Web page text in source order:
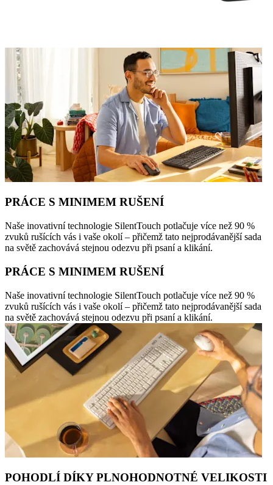
PRÁCE S MINIMEM RUŠENÍ
Naše inovativní technologie SilentTouch potlačuje více než 90 %
zvuků rušících vás i vaše okolí – přičemž tato nejprodávanější sada
na světě zachovává stejnou odezvu při psaní a klikání.
PRÁCE S MINIMEM RUŠENÍ
Naše inovativní technologie SilentTouch potlačuje více než 90 %
zvuků rušících vás i vaše okolí – přičemž tato nejprodávanější sada
na světě zachovává stejnou odezvu při psaní a klikání.
POHODLÍ DÍKY PLNOHODNOTNÉ VELIKOSTI